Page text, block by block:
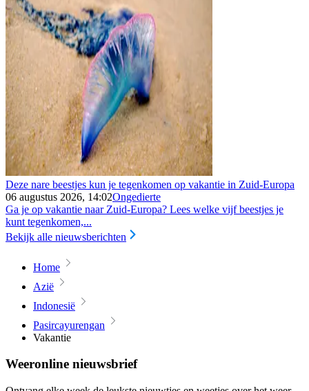
Deze nare beestjes kun je tegenkomen op vakantie in Zuid-Europa
06 augustus 2026, 14:02Ongedierte
Ga je op vakantie naar Zuid-Europa? Lees welke vijf beestjes je
kunt tegenkomen,...
Bekijk alle nieuwsberichten
Home
Azië
Indonesië
Pasircayurengan
Vakantie
Weeronline nieuwsbrief